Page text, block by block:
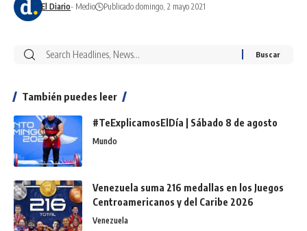
El Diario- Medio Publicado domingo, 2 mayo 2021
También puedes leer
#TeExplicamosElDía | Sábado 8 de agosto
Mundo
Venezuela suma 216 medallas en los Juegos
Centroamericanos y del Caribe 2026
Venezuela